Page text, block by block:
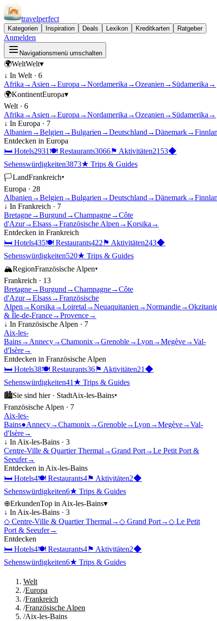
travelperfect
Kategorien Inspiration Deals Lexikon Kreditkarten Ratgeber
Anmelden
Navigationsmenü umschalten
🌍WeltWelt▾
↓ In Welt · 6
Afrika → Asien →Europa →Nordamerika →Ozeanien → Südamerika →
🌍KontinentEuropa▾
Welt · 6
Afrika → Asien →Europa →Nordamerika →Ozeanien → Südamerika →
↓ In Europa · 7
Albanien →Belgien →Bulgarien →Deutschland →Dänemark→
Entdecken in Europa
🛏 Hotels2931 🍽 Restaurants3066⚑ Aktivitäten2153◆
Sehenswürdigkeiten3873★ Trips & Guides
🏳LandFrankreich▾
Europa · 28
Albanien →Belgien →Bulgarien →Deutschland →Dänemark→
↓ In Frankreich · 7
Bretagne→Burgund →Champagne→Côte
d'Azur→Elsass→Französische Alpen →Korsika →
Entdecken in Frankreich
🛏 Hotels435🍽 Restaurants422⚑ Aktivitäten243◆
Sehenswürdigkeiten520★ Trips & Guides
🏔RegionFranzösische Alpen▾
Frankreich · 13
Bretagne→Burgund →Champagne→Côte
d'Azur→Elsass→Französische
Alpen →Korsika →Loiretal →Neuaquitanien →Normandie→
& Île-de-France→Provence→
↓ In Französische Alpen · 7
Aix-les-
Bains→ Annecy→Chamonix→Grenoble→Lyon →Megève→Val-
d'Isère→
Entdecken in Französische Alpen
🛏 Hotels38🍽 Restaurants36⚑ Aktivitäten21 ◆
Sehenswürdigkeiten41 ★ Trips & Guides
🏙Sie sind hier · StadtAix-les-Bains▾
Französische Alpen · 7
Aix-les-
Bains●Annecy→Chamonix→Grenoble→Lyon →Megève→Val-
d'Isère→
↓ In Aix-les-Bains · 3
Centre-Ville & Quartier Thermal →Grand Port→Le Petit Port &
Seeufer→
Entdecken in Aix-les-Bains
🛏 Hotels4🍽 Restaurants4⚑ Aktivitäten2◆
Sehenswürdigkeiten6★ Trips & Guides
⊕ErkundenTop in Aix-les-Bains▾
↓ In Aix-les-Bains · 3
◇ Centre-Ville & Quartier Thermal →◇ Grand Port→◇ Le Petit
Port & Seeufer→
Entdecken
🛏 Hotels4🍽 Restaurants4⚑ Aktivitäten2◆
Sehenswürdigkeiten6★ Trips & Guides
Welt
/Europa
/Frankreich
/Französische Alpen
/Aix-les-Bains